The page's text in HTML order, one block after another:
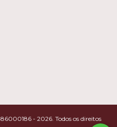
- 2026. Todos os direitos